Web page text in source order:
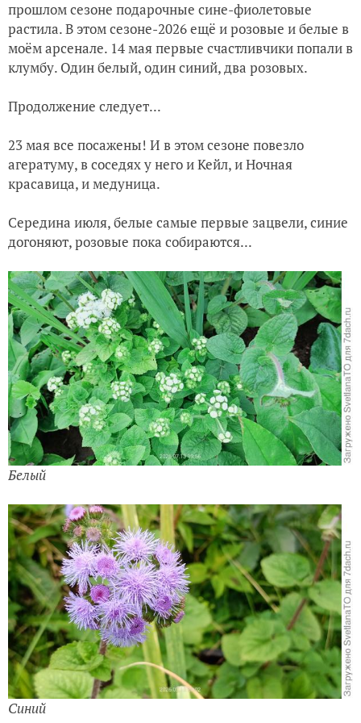
Заметка на полях: встреча с дачей 4 апреля сезона 2026
Сезон-2026. Томаты: первые шаги взросления, или
прошлом сезоне подарочные сине-фиолетовые
растила. В этом сезоне-2026 ещё и розовые и белые в
моём арсенале. 14 мая первые счастливчики попали в
клумбу. Один белый, один синий, два розовых.
Продолжение следует...
23 мая все посажены! И в этом сезоне повезло
агератуму, в соседях у него и Кейл, и Ночная
красавица, и медуница.
Середина июля, белые самые первые зацвели, синие
догоняют, розовые пока собираются...
Белый
Синий